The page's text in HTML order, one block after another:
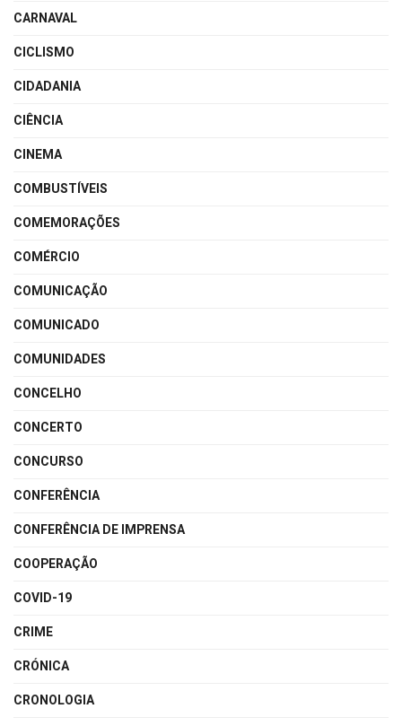
CARNAVAL
CICLISMO
CIDADANIA
CIÊNCIA
CINEMA
COMBUSTÍVEIS
COMEMORAÇÕES
COMÉRCIO
COMUNICAÇÃO
COMUNICADO
COMUNIDADES
CONCELHO
CONCERTO
CONCURSO
CONFERÊNCIA
CONFERÊNCIA DE IMPRENSA
COOPERAÇÃO
COVID-19
CRIME
CRÓNICA
CRONOLOGIA